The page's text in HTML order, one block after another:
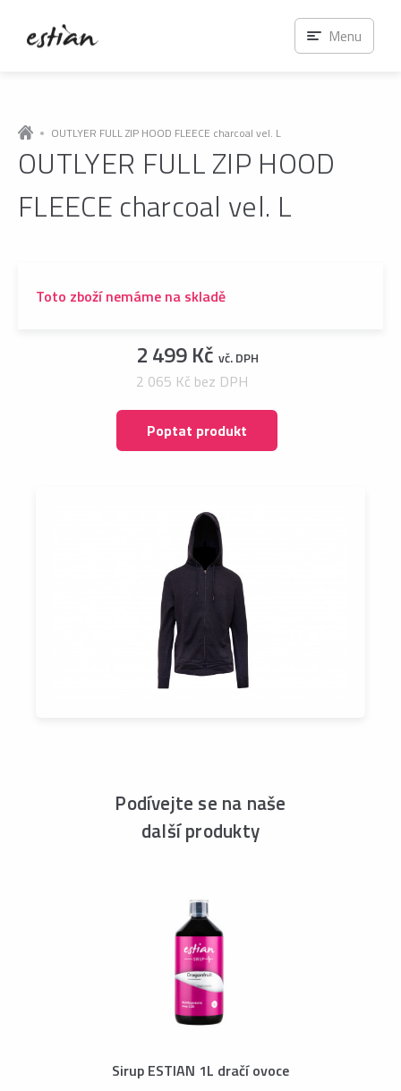
OUTLYER FULL ZIP HOOD FLEECE charcoal vel. L
OUTLYER FULL ZIP HOOD
FLEECE charcoal vel. L
Toto zboží nemáme na skladě
2 499 Kč vč. DPH
2 065 Kč bez DPH
Poptat produkt
Podívejte se na naše
další produkty
Sirup ESTIAN 1L dračí ovoce
Menu